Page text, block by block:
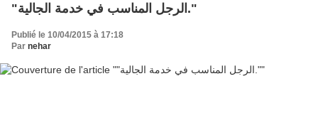
"الرجل المناسب في خدمة الجالية."
Publié le 10/04/2015 à 17:18
Par nehar